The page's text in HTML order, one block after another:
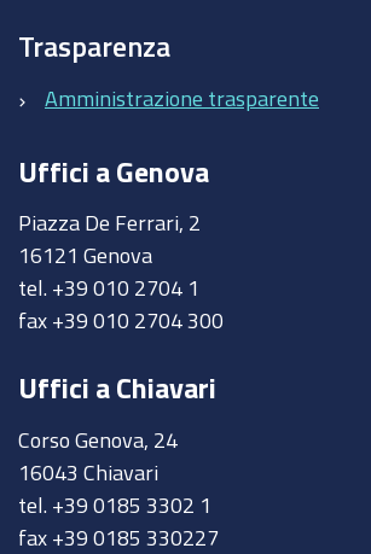
Trasparenza
Amministrazione trasparente
Uffici a Genova
Piazza De Ferrari, 2
16121 Genova
tel. +39 010 2704 1
fax +39 010 2704 300
Uffici a Chiavari
Corso Genova, 24
16043 Chiavari
tel. +39 0185 3302 1
fax +39 0185 330227